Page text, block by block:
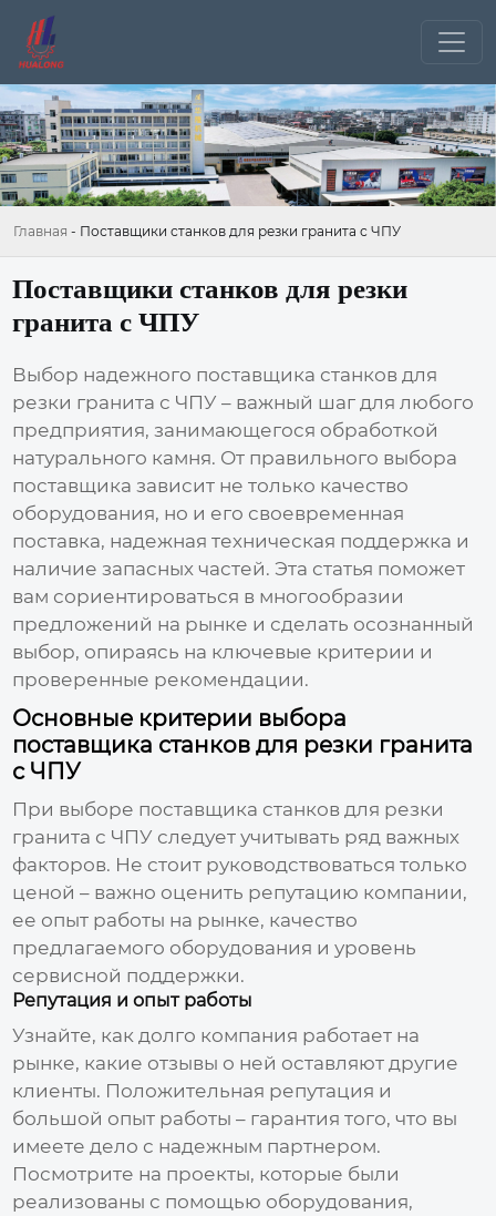
Главная - Поставщики станков для резки гранита с ЧПУ
Поставщики станков для резки
гранита с ЧПУ
Выбор надежного поставщика станков для
резки гранита с ЧПУ – важный шаг для любого
предприятия, занимающегося обработкой
натурального камня. От правильного выбора
поставщика зависит не только качество
оборудования, но и его своевременная
поставка, надежная техническая поддержка и
наличие запасных частей. Эта статья поможет
вам сориентироваться в многообразии
предложений на рынке и сделать осознанный
выбор, опираясь на ключевые критерии и
проверенные рекомендации.
Основные критерии выбора
поставщика станков для резки гранита
с ЧПУ
При выборе поставщика станков для резки
гранита с ЧПУ следует учитывать ряд важных
факторов. Не стоит руководствоваться только
ценой – важно оценить репутацию компании,
ее опыт работы на рынке, качество
предлагаемого оборудования и уровень
сервисной поддержки.
Репутация и опыт работы
Узнайте, как долго компания работает на
рынке, какие отзывы о ней оставляют другие
клиенты. Положительная репутация и
большой опыт работы – гарантия того, что вы
имеете дело с надежным партнером.
Посмотрите на проекты, которые были
реализованы с помощью оборудования,